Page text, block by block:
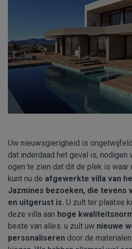
Uw nieuwsgierigheid is
dat inderdaad het geval is, nodigen
ogen te zien dat dit de plek is waar
kunt nu de afgewerkte villa van
Jazmines bezoeken, die tevens
en uitgerust is. U zult ter plaatse
deze villa aan hoge
beste van alles: u zult uw nieuwe
personaliseren door de